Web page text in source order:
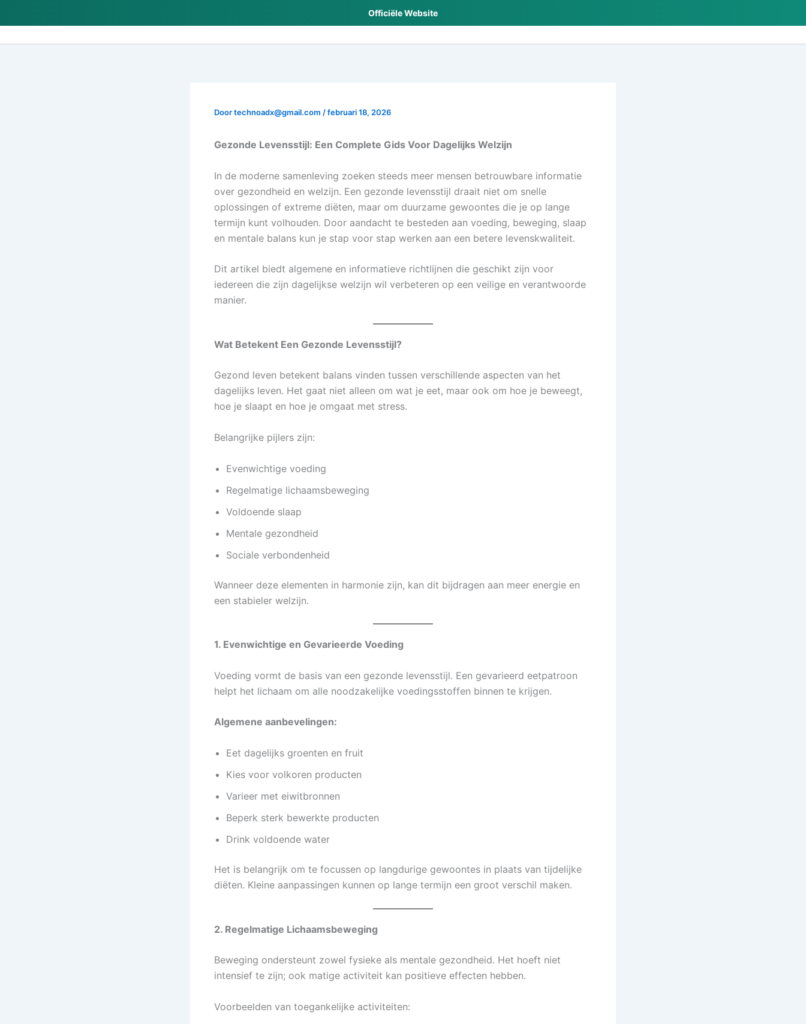
Officiële Website
naar
Doortechnoadx@gmail.com /februari 18, 2026
Gezonde Levensstijl: Een Complete Gids Voor Dagelijks Welzijn
In de moderne samenleving zoeken steeds meer mensen betrouwbare informatie
over gezondheid en welzijn. Een gezonde levensstijl draait niet om snelle
oplossingen of extreme diëten, maar om duurzame gewoontes die je op lange
termijn kunt volhouden. Door aandacht te besteden aan voeding, beweging, slaap
en mentale balans kun je stap voor stap werken aan een betere levenskwaliteit.
Dit artikel biedt algemene en informatieve richtlijnen die geschikt zijn voor
iedereen die zijn dagelijkse welzijn wil verbeteren op een veilige en verantwoorde
manier.
Wat Betekent Een Gezonde Levensstijl?
Gezond leven betekent balans vinden tussen verschillende aspecten van het
dagelijks leven. Het gaat niet alleen om wat je eet, maar ook om hoe je beweegt,
hoe je slaapt en hoe je omgaat met stress.
Belangrijke pijlers zijn:
Evenwichtige voeding
Regelmatige lichaamsbeweging
Voldoende slaap
Mentale gezondheid
Sociale verbondenheid
Wanneer deze elementen in harmonie zijn, kan dit bijdragen aan meer energie en
een stabieler welzijn.
1. Evenwichtige en Gevarieerde Voeding
Voeding vormt de basis van een gezonde levensstijl. Een gevarieerd eetpatroon
helpt het lichaam om alle noodzakelijke voedingsstoffen binnen te krijgen.
Algemene aanbevelingen:
Eet dagelijks groenten en fruit
Kies voor volkoren producten
Varieer met eiwitbronnen
Beperk sterk bewerkte producten
Drink voldoende water
Het is belangrijk om te focussen op langdurige gewoontes in plaats van tijdelijke
diëten. Kleine aanpassingen kunnen op lange termijn een groot verschil maken.
2. Regelmatige Lichaamsbeweging
Beweging ondersteunt zowel fysieke als mentale gezondheid. Het hoeft niet
intensief te zijn; ook matige activiteit kan positieve effecten hebben.
Voorbeelden van toegankelijke activiteiten: